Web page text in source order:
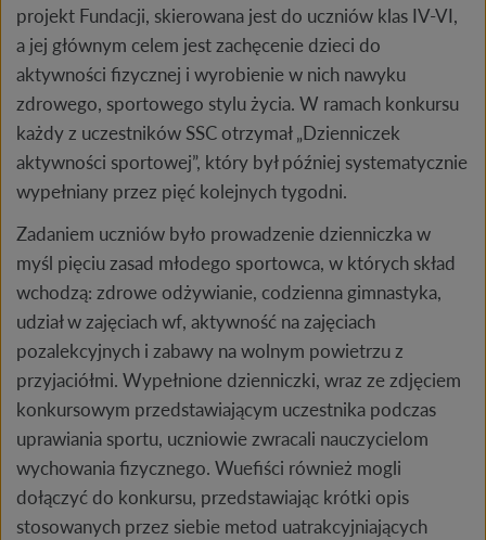
projekt Fundacji, skierowana jest do uczniów klas IV-VI,
a jej głównym celem jest zachęcenie dzieci do
aktywności fizycznej i wyrobienie w nich nawyku
zdrowego, sportowego stylu życia. W ramach konkursu
każdy z uczestników SSC otrzymał „Dzienniczek
aktywności sportowej”, który był później systematycznie
wypełniany przez pięć kolejnych tygodni.
Zadaniem uczniów było prowadzenie dzienniczka w
myśl pięciu zasad młodego sportowca, w których skład
wchodzą: zdrowe odżywianie, codzienna gimnastyka,
udział w zajęciach wf, aktywność na zajęciach
pozalekcyjnych i zabawy na wolnym powietrzu z
przyjaciółmi. Wypełnione dzienniczki, wraz ze zdjęciem
konkursowym przedstawiającym uczestnika podczas
uprawiania sportu, uczniowie zwracali nauczycielom
wychowania fizycznego. Wuefiści również mogli
dołączyć do konkursu, przedstawiając krótki opis
stosowanych przez siebie metod uatrakcyjniających